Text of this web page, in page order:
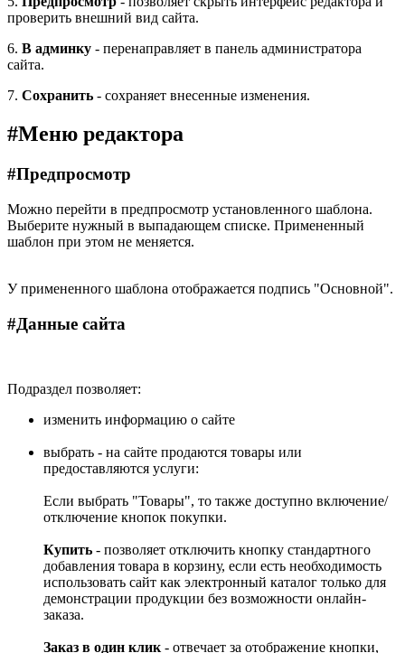
проверить внешний вид сайта.
6. В админку - перенаправляет в панель администратора
сайта.
7. Сохранить - сохраняет внесенные изменения.
#Меню редактора
#Предпросмотр
Можно перейти в предпросмотр установленного шаблона.
Выберите нужный в выпадающем списке. Примененный
шаблон при этом не меняется.
У примененного шаблона отображается подпись "Основной".
#Данные сайта
Подраздел позволяет:
изменить информацию о сайте
выбрать - на сайте продаются товары или
предоставляются услуги:
Если выбрать "Товары", то также доступно включение/
отключение кнопок покупки.
Купить - позволяет отключить кнопку стандартного
добавления товара в корзину, если есть необходимость
использовать сайт как электронный каталог только для
демонстрации продукции без возможности онлайн-
заказа.
Заказ в один клик- отвечает за отображение кнопки,